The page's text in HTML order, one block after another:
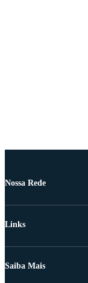
Nossa Rede
Links
Saiba Mais